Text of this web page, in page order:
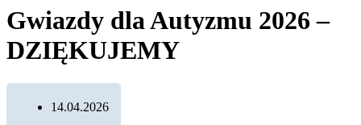
Gwiazdy dla Autyzmu 2026 –
DZIĘKUJEMY
14.04.2026